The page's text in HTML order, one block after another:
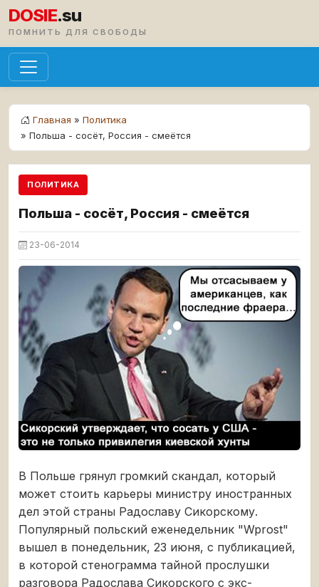
DOSIE.su
ПОМНИТЬ ДЛЯ СВОБОДЫ
Главная » Политика
» Польша - сосёт, Россия - смеётся
ПОЛИТИКА
Польша - сосёт, Россия - смеётся
23-06-2014
В Польше грянул громкий скандал, который
может стоить карьеры министру иностранных
дел этой страны Радославу Сикорскому.
Популярный польский еженедельник "Wprost"
вышел в понедельник, 23 июня, с публикацией,
в которой стенограмма тайной прослушки
разговора Радослава Сикорского с экс-